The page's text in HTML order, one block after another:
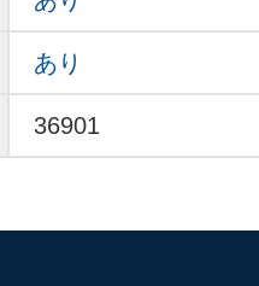
あり
36901